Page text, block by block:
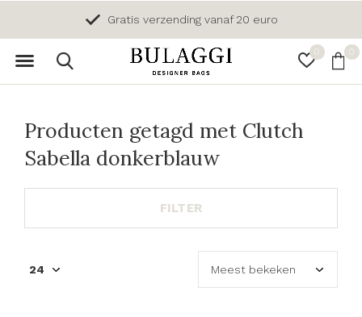
0 0
Gratis verzending vanaf 20 euro
Producten getagd met Clutch
Sabella donkerblauw
FILTER